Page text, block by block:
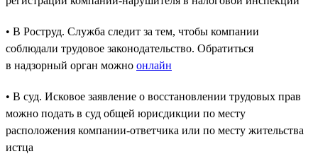
• В Роструд. Служба следит за тем, чтобы компании
соблюдали трудовое законодательство. Обратиться
в надзорный орган можно онлайн
• В суд. Исковое заявление о восстановлении трудовых прав
можно подать в суд общей юрисдикции по месту
расположения компании-ответчика или по месту жительства
истца